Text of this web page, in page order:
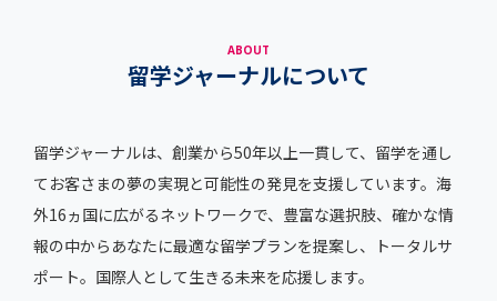
留学ジャーナルについて
ABOUT
留学ジャーナルは、創業から50年以上一貫して、留学を通し
てお客さまの夢の実現と可能性の発見を支援しています。海
外16ヵ国に広がるネットワークで、豊富な選択肢、確かな情
報の中からあなたに最適な留学プランを提案し、トータルサ
ポート。国際人として生きる未来を応援します。